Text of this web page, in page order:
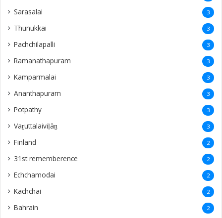
Sarasalai 3
Thunukkai 3
Pachchilapalli 3
Ramanathapuram 3
Kamparmalai 3
Ananthapuram 3
‎Potpathy 3
Vaṟuttalaiviḷāṉ 3
Finland 2
31st rememberence 2
Echchamodai 2
Kachchai 2
Bahrain 2